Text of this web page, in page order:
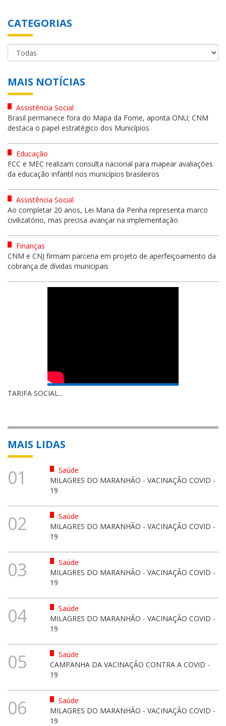
CATEGORIAS
MAIS NOTÍCIAS
Assistência Social
Brasil permanece fora do Mapa da Fome, aponta ONU; CNM
destaca o papel estratégico dos Municípios
Educação
FCC e MEC realizam consulta nacional para mapear avaliações
da educação infantil nos municípios brasileiros
Assistência Social
Ao completar 20 anos, Lei Maria da Penha representa marco
civilizatório, mas precisa avançar na implementação
Finanças
CNM e CNJ firmam parceria em projeto de aperfeiçoamento da
cobrança de dívidas municipais
TARIFA SOCIAL...
MAIS LIDAS
01
Saúde
MILAGRES DO MARANHÃO - VACINAÇÃO COVID -
19
02
Saúde
MILAGRES DO MARANHÃO - VACINAÇÃO COVID -
19
03
Saúde
MILAGRES DO MARANHÃO - VACINAÇÃO COVID -
19
04
Saúde
MILAGRES DO MARANHÃO - VACINAÇÃO COVID -
19
05
Saúde
CAMPANHA DA VACINAÇÃO CONTRA A COVID -
19
06
Saúde
MILAGRES DO MARANHÃO - VACINAÇÃO COVID -
19